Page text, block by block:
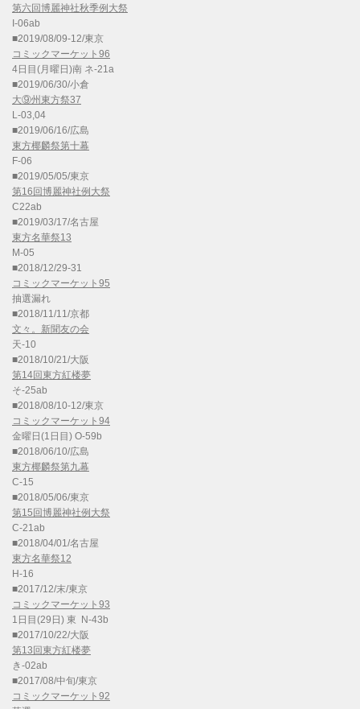
第六回博麗神社秋季例大祭
I-06ab
■2019/08/09-12/東京
コミックマーケット96
4日目(月曜日)南 ネ-21a
■2019/06/30/小倉
大⑨州東方祭37
L-03,04
■2019/06/16/広島
東方椰麟祭第十幕
F-06
■2019/05/05/東京
第16回博麗神社例大祭
C22ab
■2019/03/17/名古屋
東方名華祭13
M-05
■2018/12/29-31
コミックマーケット95
抽選漏れ
■2018/11/11/京都
文々。新聞友の会
天-10
■2018/10/21/大阪
第14回東方紅楼夢
そ-25ab
■2018/08/10-12/東京
コミックマーケット94
金曜日(1日目) O-59b
■2018/06/10/広島
東方椰麟祭第九幕
C-15
■2018/05/06/東京
第15回博麗神社例大祭
C-21ab
■2018/04/01/名古屋
東方名華祭12
H-16
■2017/12/末/東京
コミックマーケット93
1日目(29日) 東 N-43b
■2017/10/22/大阪
第13回東方紅楼夢
き-02ab
■2017/08/中旬/東京
コミックマーケット92